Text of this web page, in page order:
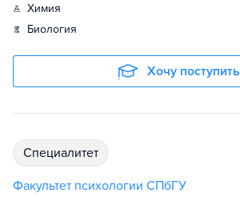
химия
биология
Хочу поступить
специалитет
Факультет психологии СПбГУ